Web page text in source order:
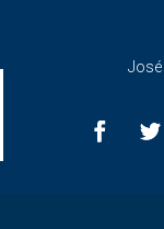
José